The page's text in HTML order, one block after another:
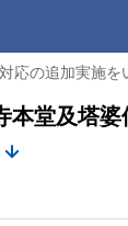
応の追加実施を
本堂及塔